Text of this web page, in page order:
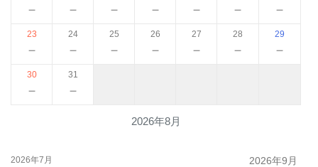
2026年8月
－ － － － － － －
23
－
24
－
25
－
26
－
27
－
28
－
29
－
30
－
31
－
2026年7月 2026年9月